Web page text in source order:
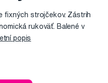
fixných strojčekov. Zástrih
rukoväť. Balené v
popis